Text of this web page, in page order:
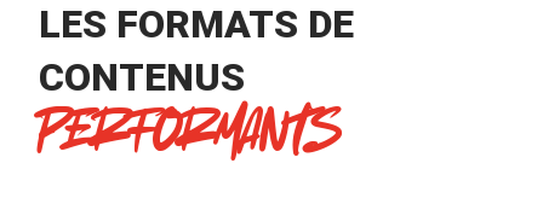
LES FORMATS DE
CONTENUS
PERFORMANTS